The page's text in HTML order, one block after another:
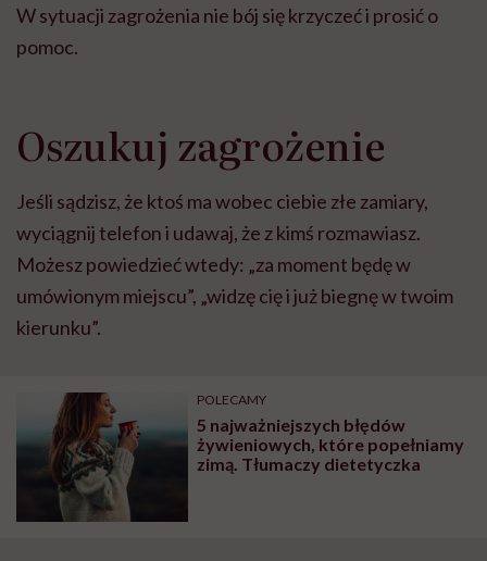
W sytuacji zagrożenia nie bój się krzyczeć i prosić o
pomoc.
Oszukuj zagrożenie
Jeśli sądzisz, że ktoś ma wobec ciebie złe zamiary,
wyciągnij telefon i udawaj, że z kimś rozmawiasz.
Możesz powiedzieć wtedy: „za moment będę w
umówionym miejscu”, „widzę cię i już biegnę w twoim
kierunku”.
POLECAMY
5 najważniejszych błędów
żywieniowych, które popełniamy
zimą. Tłumaczy dietetyczka